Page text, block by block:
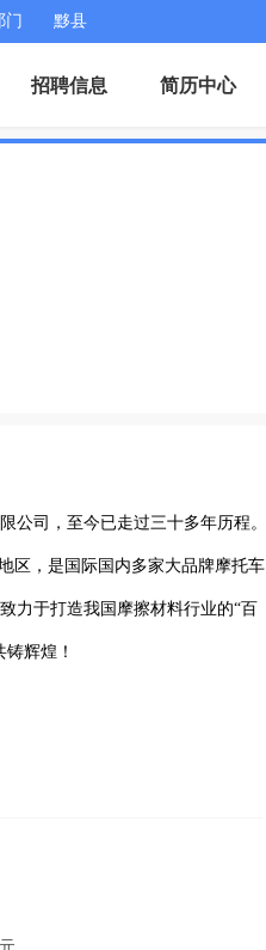
门 黟县
招聘信息 简历中心
公司，至今已走过三十多年历程。
区，是国际国内多家大品牌摩托车
力于打造我国摩擦材料行业的“百
辉煌！